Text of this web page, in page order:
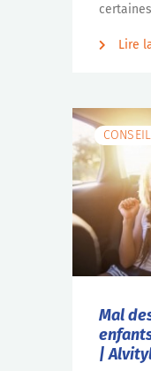
Lire
Mal
|